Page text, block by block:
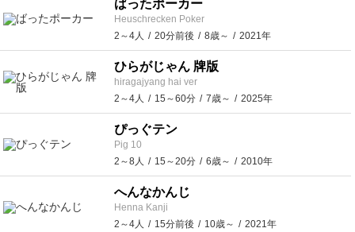
ばったポーカー
Heuschrecken Poker
2～4人
20分前後 8歳～ 2021年
ひらがじゃん 牌版
hiragajyang hai ver
2～4人
15～60分 7歳～ 2025年
ぴっぐテン
Pig 10
2～8人
15～20分 6歳～ 2010年
へんなかんじ
Henna Kanji
2～4人
15分前後 10歳～ 2021年